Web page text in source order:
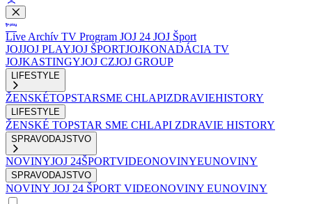
Live Archív TV Program JOJ 24 JOJ Šport
JOJJOJ PLAYJOJ ŠPORTJOJKONADÁCIA TV
JOJKASTINGYJOJ CZJOJ GROUP
LIFESTYLE
ŽENSKÉTOPSTARSME CHLAPIZDRAVIEHISTORY
LIFESTYLE
ŽENSKÉ TOPSTAR SME CHLAPI ZDRAVIE HISTORY
SPRAVODAJSTVO
NOVINYJOJ 24ŠPORTVIDEONOVINYEUNOVINY
SPRAVODAJSTVO
NOVINY JOJ 24 ŠPORT VIDEONOVINY EUNOVINY